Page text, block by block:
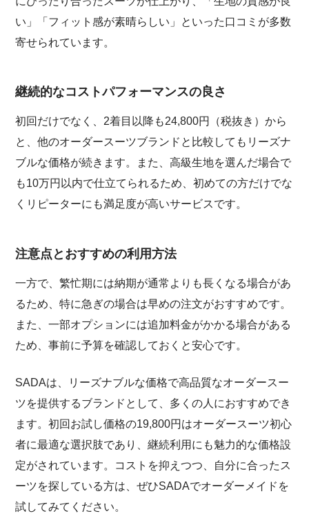
い」「フィット感が素晴らしい」といった口コミが多数
寄せられています。
継続的なコストパフォーマンスの良さ
初回だけでなく、2着目以降も24,800円（税抜き）から
と、他のオーダースーツブランドと比較してもリーズナ
ブルな価格が続きます。また、高級生地を選んだ場合で
も10万円以内で仕立てられるため、初めての方だけでな
くリピーターにも満足度が高いサービスです。
注意点とおすすめの利用方法
一方で、繁忙期には納期が通常よりも長くなる場合があ
るため、特に急ぎの場合は早めの注文がおすすめです。
また、一部オプションには追加料金がかかる場合がある
ため、事前に予算を確認しておくと安心です。
SADAは、リーズナブルな価格で高品質なオーダースー
ツを提供するブランドとして、多くの人におすすめでき
ます。初回お試し価格の19,800円はオーダースーツ初心
者に最適な選択肢であり、継続利用にも魅力的な価格設
定がされています。コストを抑えつつ、自分に合ったス
ーツを探している方は、ぜひSADAでオーダーメイドを
試してみてください。